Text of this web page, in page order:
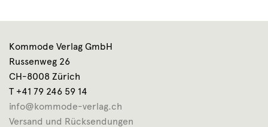
Kommode Verlag GmbH
Russenweg 26
CH-8008 Zürich
T +41 79 246 59 14
info@kommode-verlag.ch
Versand und Rücksendungen